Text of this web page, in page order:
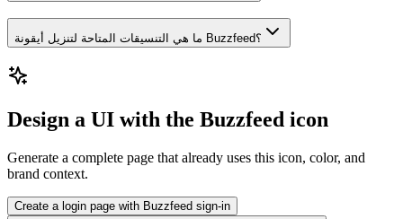
ما هي التنسيقات المتاحة لتنزيل أيقونة Buzzfeed؟
Design a UI with the Buzzfeed icon
Generate a complete page that already uses this icon, color, and
brand context.
Create a login page with Buzzfeed sign-in